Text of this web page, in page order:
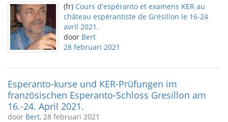
(fr) Cours d'espéranto et examens KER au
château espérantiste de Grésillon le 16-24
avril 2021.
door Bert
28 februari 2021
Esperanto-kurse und KER-Prüfungen im
französischen Esperanto-Schloss Gresillon am
16.-24. April 2021.
door Bert, 28 februari 2021